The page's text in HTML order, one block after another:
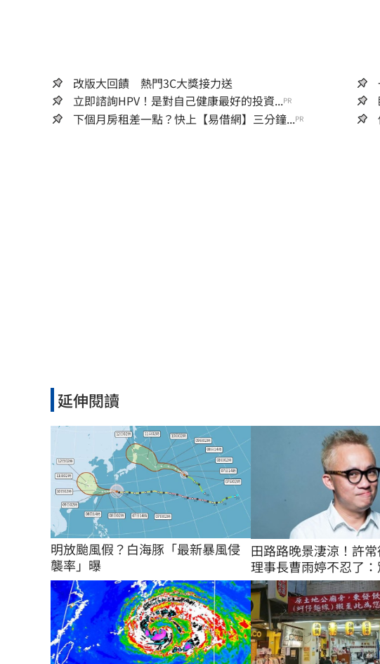
改版大回饋 熱門3C大獎接力送
立即諮詢HPV！是對自己健康最好的投資...PR
下個月房租差一點？快上【易借網】三分鐘...PR
延伸閱讀
明放颱風假？白海豚「最新暴風侵
襲率」曝
田路路晚景淒涼！許
理事長曹雨婷不忍了